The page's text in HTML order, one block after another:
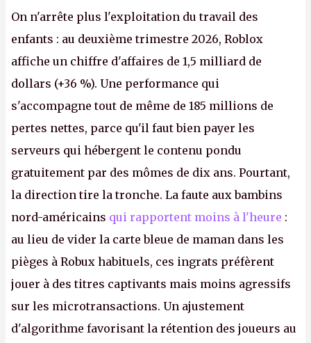
On n'arrête plus l'exploitation du travail des
enfants : au deuxième trimestre 2026, Roblox
affiche un chiffre d'affaires de 1,5 milliard de
dollars (+36 %). Une performance qui
s'accompagne tout de même de 185 millions de
pertes nettes, parce qu'il faut bien payer les
serveurs qui hébergent le contenu pondu
gratuitement par des mômes de dix ans. Pourtant,
la direction tire la tronche. La faute aux bambins
nord-américains qui rapportent moins à l'heure :
au lieu de vider la carte bleue de maman dans les
pièges à Robux habituels, ces ingrats préfèrent
jouer à des titres captivants mais moins agressifs
sur les microtransactions. Un ajustement
d'algorithme favorisant la rétention des joueurs au